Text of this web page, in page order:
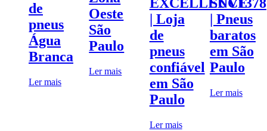
de
pneus
Água
Branca
Ler mais
Oeste
São
Paulo
Ler mais
| Loja
de
pneus
confiável
em São
Paulo
Ler mais
| Pneus
baratos
em São
Paulo
Ler mais